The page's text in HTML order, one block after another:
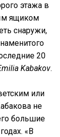
искать
этажа в
ящиком
снаружи,
20
Kabakov.
или
не
большие
«В